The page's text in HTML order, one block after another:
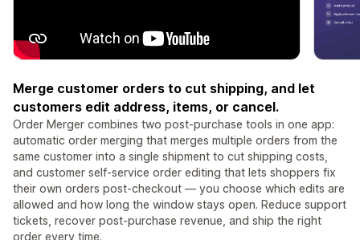
Merge customer orders to cut shipping, and let
customers edit address, items, or cancel.
Order Merger combines two post-purchase tools in one app:
automatic order merging that merges multiple orders from the
same customer into a single shipment to cut shipping costs,
and customer self-service order editing that lets shoppers fix
their own orders post-checkout — you choose which edits are
allowed and how long the window stays open. Reduce support
tickets, recover post-purchase revenue, and ship the right
order every time.